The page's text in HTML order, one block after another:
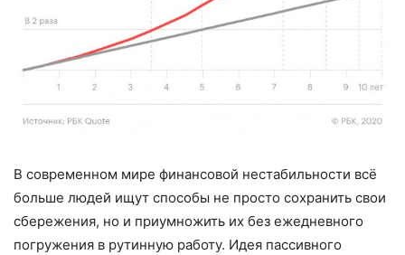
В современном мире финансовой нестабильности всё
больше людей ищут способы не просто сохранить свои
сбережения, но и приумножить их без ежедневного
погружения в рутинную работу. Идея пассивного